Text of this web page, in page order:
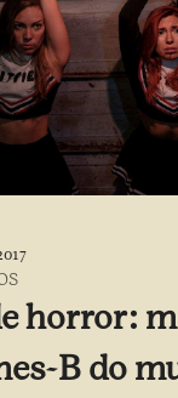
horror:
B do